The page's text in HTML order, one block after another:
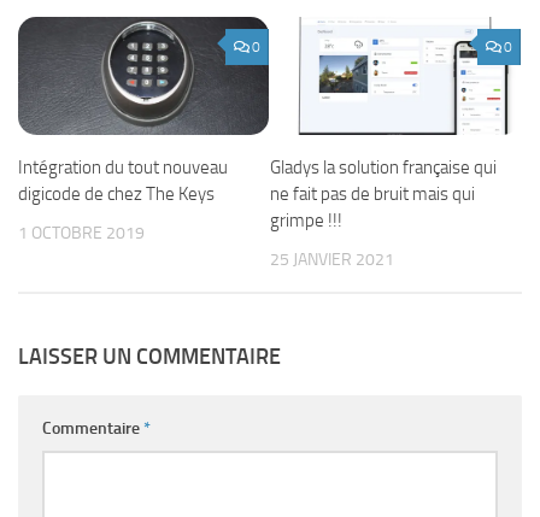
0
Intégration du tout nouveau
digicode de chez The Keys
1 OCTOBRE 2019
0
Gladys la solution française qui
ne fait pas de bruit mais qui
grimpe !!!
25 JANVIER 2021
LAISSER UN COMMENTAIRE
Commentaire*